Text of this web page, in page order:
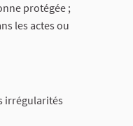
protégée ;
les actes ou
irrégularités